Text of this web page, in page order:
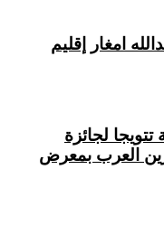
امغار إقليم
لجائزة
العرب بمعرض